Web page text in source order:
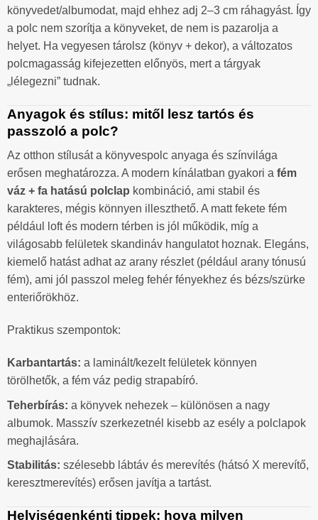
könyvedet/albumodat, majd ehhez adj 2–3 cm ráhagyást. Így
a polc nem szorítja a könyveket, de nem is pazarolja a
helyet. Ha vegyesen tárolsz (könyv + dekor), a változatos
polcmagasság kifejezetten előnyös, mert a tárgyak
„lélegezni” tudnak.
Anyagok és stílus: mitől lesz tartós és
passzoló a polc?
Az otthon stílusát a könyvespolc anyaga és színvilága
erősen meghatározza. A modern kínálatban gyakori a fém
váz + fa hatású polclap kombináció, ami stabil és
karakteres, mégis könnyen illeszthető. A matt fekete fém
például loft és modern térben is jól működik, míg a
világosabb felületek skandináv hangulatot hoznak. Elegáns,
kiemelő hatást adhat az arany részlet (például arany tónusú
fém), ami jól passzol meleg fehér fényekhez és bézs/szürke
enteriőrökhöz.
Praktikus szempontok:
Karbantartás: a laminált/kezelt felületek könnyen
törölhetők, a fém váz pedig strapabíró.
Teherbírás: a könyvek nehezek – különösen a nagy
albumok. Masszív szerkezetnél kisebb az esély a polclapok
meghajlására.
Stabilitás: szélesebb lábtáv és merevítés (hátsó X merevítő,
keresztmerevítés) erősen javítja a tartást.
Helyiségenkénti tippek: hova milyen